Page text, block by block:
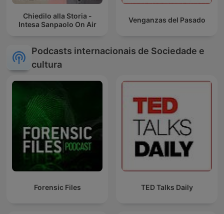
Chiedilo alla Storia -
Intesa Sanpaolo On Air
Venganzas del Pasado
Podcasts internacionais de Sociedade e
cultura
Forensic Files TED Talks Daily